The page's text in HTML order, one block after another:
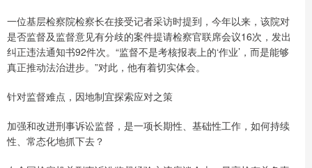
一位基层检察院检察长在接受记者采访时提到，今年以来，该院对
是否监督及监督意见有分歧的案件提请检察官联席会议16次，发出
纠正违法通知书92件次。“监督不是考核报表上的‘作业’，而是能够
真正推动法治进步。”对此，他有着切实体会。
针对监督难点，因地制宜探索应对之策
加强和改进刑事诉讼监督，是一项长期性、基础性工作，如何持续
性、常态化地抓下去？